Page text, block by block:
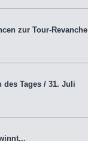
zur Tour-Revanche
Tages / 31. Juli